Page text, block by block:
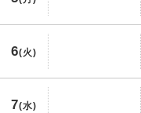
6(火)
7(水)